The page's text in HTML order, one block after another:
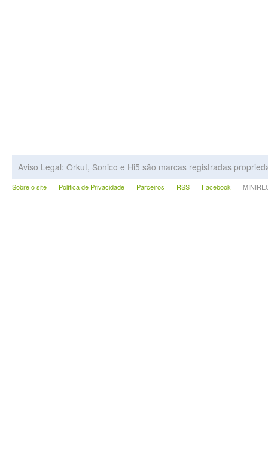
Aviso Legal: Orkut, Sonico e Hi5 são marcas registradas
Sobre o site Política de Privacidade Parceiros RSS Facebook